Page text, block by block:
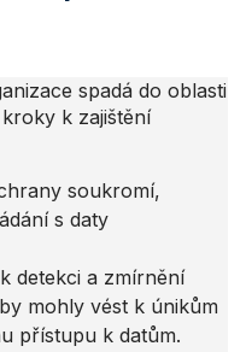
spadá do oblasti
k zajištění
soukromí,
s daty
detekci a zmírnění
mohly vést k únikům
přístupu k datům.